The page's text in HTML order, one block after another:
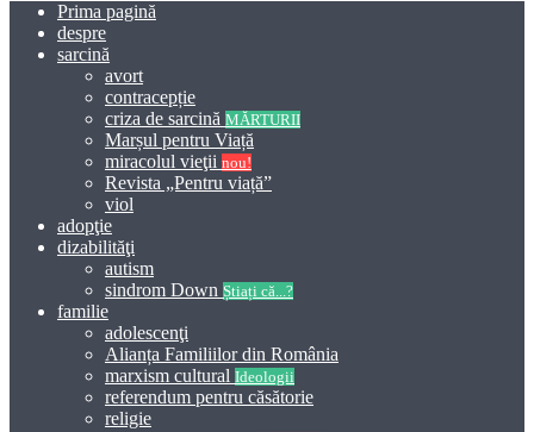
Prima pagină
despre
sarcină
avort
contracepție
criza de sarcină MĂRTURII
Marșul pentru Viață
miracolul vieţii nou!
Revista „Pentru viață”
viol
adopţie
dizabilităţi
autism
sindrom Down Știați că...?
familie
adolescenţi
Alianța Familiilor din România
marxism cultural Ideologii
referendum pentru căsătorie
religie